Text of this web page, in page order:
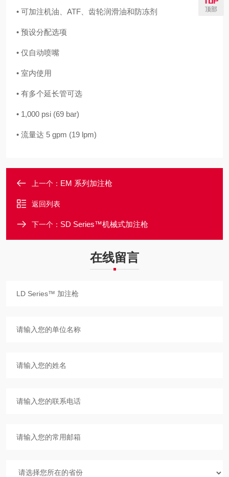
• 可加注机油、ATF、齿轮润滑油和防冻剂
• 预设分配选项
• 仅自动喷嘴
• 室内使用
• 有多个延长管可选
• 1,000 psi (69 bar)
• 流量达 5 gpm (19 lpm)
上一个： EM 系列加注枪
返回列表
下一个： SD Series™机械式加注枪
在线留言
顶部